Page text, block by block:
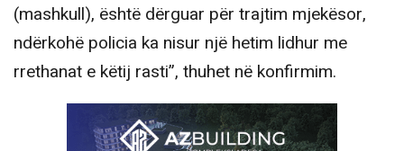
(mashkull), është dërguar për trajtim mjekësor,
ndërkohë policia ka nisur një hetim lidhur me
rrethanat e këtij rasti”, thuhet në konfirmim.